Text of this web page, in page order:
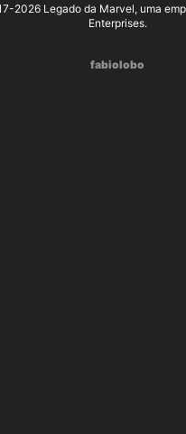
2026 Legado da Marvel, uma
Enterprises.
fabiolobo